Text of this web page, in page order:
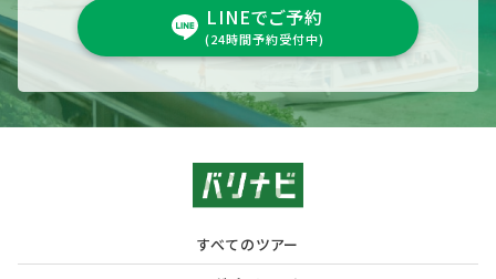
LINEでご予約
(24時間予約受付中)
すべてのツアー